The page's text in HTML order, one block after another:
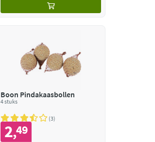
Boon Pindakaasbollen
4 stuks
3
2,49